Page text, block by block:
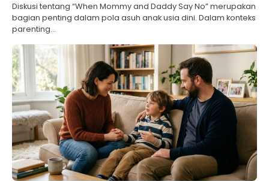
Diskusi tentang “When Mommy and Daddy Say No” merupakan
bagian penting dalam pola asuh anak usia dini. Dalam konteks
parenting…